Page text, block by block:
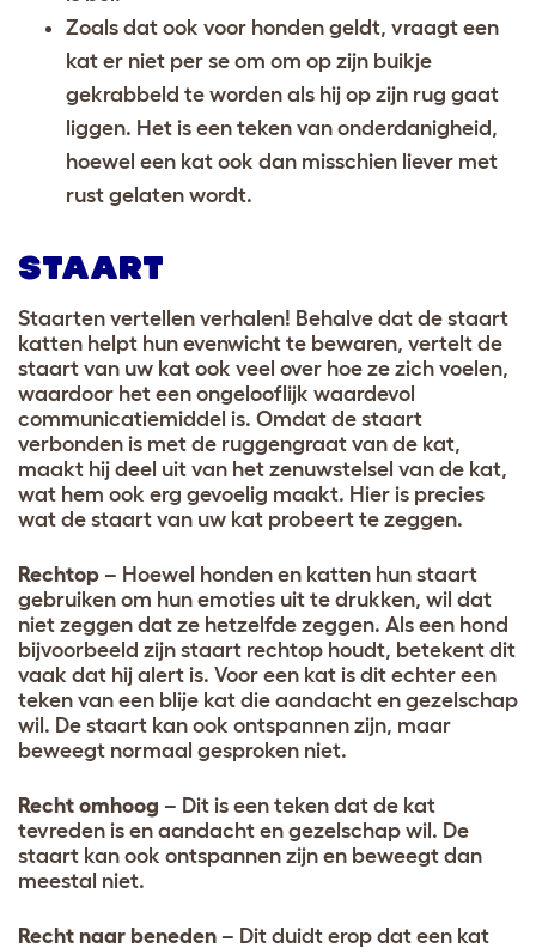
Zoals dat ook voor honden geldt, vraagt een
kat er niet per se om om op zijn buikje
gekrabbeld te worden als hij op zijn rug gaat
liggen. Het is een teken van onderdanigheid,
hoewel een kat ook dan misschien liever met
rust gelaten wordt.
STAART
Staarten vertellen verhalen! Behalve dat de staart
katten helpt hun evenwicht te bewaren, vertelt de
staart van uw kat ook veel over hoe ze zich voelen,
waardoor het een ongelooflijk waardevol
communicatiemiddel is. Omdat de staart
verbonden is met de ruggengraat van de kat,
maakt hij deel uit van het zenuwstelsel van de kat,
wat hem ook erg gevoelig maakt. Hier is precies
wat de staart van uw kat probeert te zeggen.
Rechtop – Hoewel honden en katten hun staart
gebruiken om hun emoties uit te drukken, wil dat
niet zeggen dat ze hetzelfde zeggen. Als een hond
bijvoorbeeld zijn staart rechtop houdt, betekent dit
vaak dat hij alert is. Voor een kat is dit echter een
teken van een blije kat die aandacht en gezelschap
wil. De staart kan ook ontspannen zijn, maar
beweegt normaal gesproken niet.
Recht omhoog – Dit is een teken dat de kat
tevreden is en aandacht en gezelschap wil. De
staart kan ook ontspannen zijn en beweegt dan
meestal niet.
Recht naar beneden – Dit duidt erop dat een kat